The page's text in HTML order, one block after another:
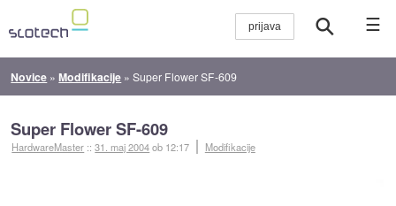
☰
Novice »Modifikacije »Super Flower SF-609
Super Flower SF-609
HardwareMaster ::31. maj 2004ob 12:17 Modifikacije